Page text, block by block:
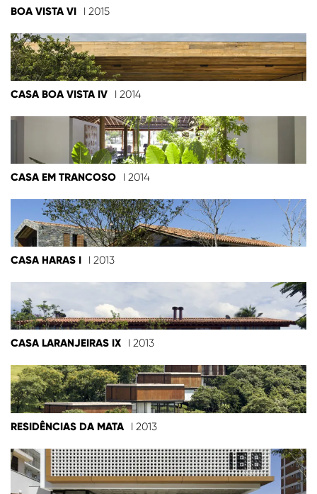
BOA VISTA VI I 2015
CASA BOA VISTA IV I 2014
CASA EM TRANCOSO I 2014
CASA HARAS I I 2013
CASA LARANJEIRAS IX I 2013
RESIDÊNCIAS DA MATA I 2013